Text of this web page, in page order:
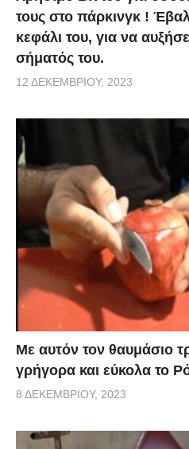
τους στο πάρκινγκ !
κεφάλι του, για να
σήματός του.
12 ΔΕΚΕΜΒΡΊΟΥ, 2023
Με αυτόν τον θαυμάσιο
γρήγορα και εύκολα το
8 ΔΕΚΕΜΒΡΊΟΥ, 2023